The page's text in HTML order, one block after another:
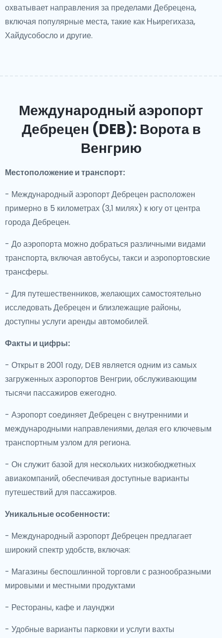
охватывает направления за пределами Дебрецена,
включая популярные места, такие как Ньирегихаза,
Хайдусобосло и другие.
Международный аэропорт
Дебрецен (DEB): Ворота в
Венгрию
Местоположение и транспорт:
- Международный аэропорт Дебрецен расположен
примерно в 5 километрах (3,1 милях) к югу от центра
города Дебрецен.
- До аэропорта можно добраться различными видами
транспорта, включая автобусы, такси и аэропортовские
трансферы.
- Для путешественников, желающих самостоятельно
исследовать Дебрецен и близлежащие районы,
доступны услуги аренды автомобилей.
Факты и цифры:
- Открыт в 2001 году, DEB является одним из самых
загруженных аэропортов Венгрии, обслуживающим
тысячи пассажиров ежегодно.
- Аэропорт соединяет Дебрецен с внутренними и
международными направлениями, делая его ключевым
транспортным узлом для региона.
- Он служит базой для нескольких низкобюджетных
авиакомпаний, обеспечивая доступные варианты
путешествий для пассажиров.
Уникальные особенности:
- Международный аэропорт Дебрецен предлагает
широкий спектр удобств, включая:
- Магазины беспошлинной торговли с разнообразными
мировыми и местными продуктами
- Рестораны, кафе и лаунджи
- Удобные варианты парковки и услуги вахты